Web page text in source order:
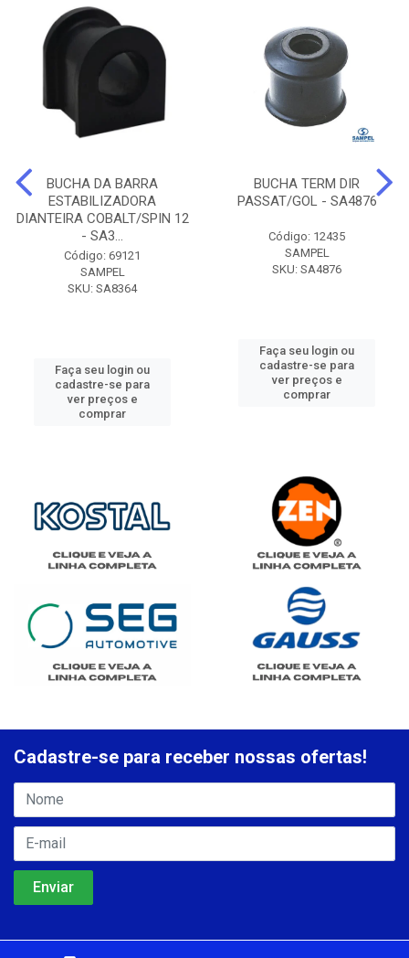
BUCHA DA BARRA
ESTABILIZADORA
DIANTEIRA COBALT/SPIN 12
- SA3...
Código: 69121
SAMPEL
SKU: SA8364
Faça seu login ou
cadastre-se para
ver preços e
comprar
BUCHA TERM DIR
PASSAT/GOL - SA4876
Código: 12435
SAMPEL
SKU: SA4876
Faça seu login ou
cadastre-se para
ver preços e
comprar
Cadastre-se para receber nossas ofertas!